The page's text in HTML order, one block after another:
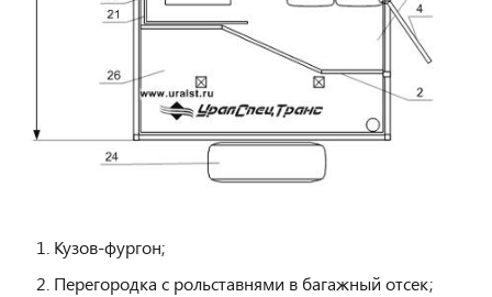
Кузов-фургон;
Перегородка с рольставнями в багажный отсек;